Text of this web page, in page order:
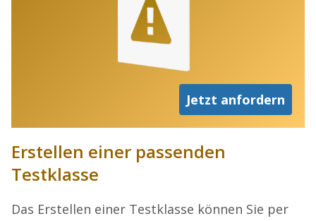
Jetzt anfordern
Erstellen einer passenden
Testklasse
Das Erstellen einer Testklasse können Sie per